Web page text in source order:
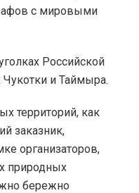
с мировыми
Российской
и Таймыра.
территорий, как
заказник,
организаторов,
природных
бережно